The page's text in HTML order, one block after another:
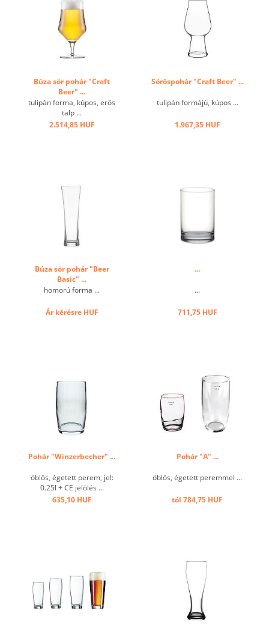
Búza sör pohár "Craft
Beer" ...
tulipán forma, kúpos, erős
talp ...
2.514,85 HUF
Söröspohár "Craft Beer" ...
tulipán formájú, kúpos ...
1.967,35 HUF
Búza sör pohár "Beer
Basic" ...
homorú forma ...
Ár kérésreHUF
...
...
711,75 HUF
Pohár "Winzerbecher" ...
öblös, égetett perem, jel:
0.25l + CE jelölés ...
635,10 HUF
Pohár "A" ...
öblös, égetett peremmel ...
tól 784,75 HUF